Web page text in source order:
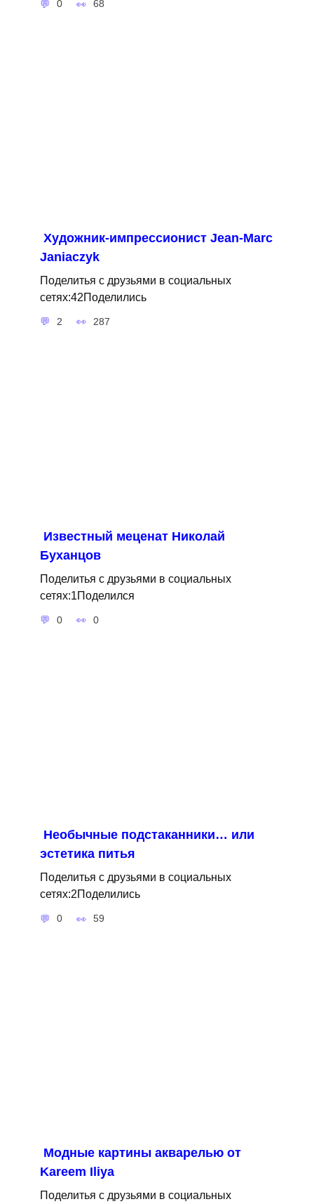
0 68
Художник-импрессионист Jean-Marc
Janiaczyk
Поделитья с друзьями в социальных
сетях:42Поделились
2 287
Известный меценат Николай
Буханцов
Поделитья с друзьями в социальных
сетях:1Поделился
0 0
Необычные подстаканники… или
эстетика питья
Поделитья с друзьями в социальных
сетях:2Поделились
0 59
Модные картины акварелью от
Kareem Iliya
Поделитья с друзьями в социальных